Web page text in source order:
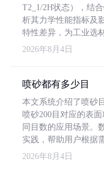
T2_1/2H状态），结
析其力学性能指标及
特性差异，为工业选
2026年8月4日
喷砂都有多少目
本文系统介绍了喷砂
喷砂200目对应的表
同目数的应用场景。
实践，帮助用户根据
2026年8月4日